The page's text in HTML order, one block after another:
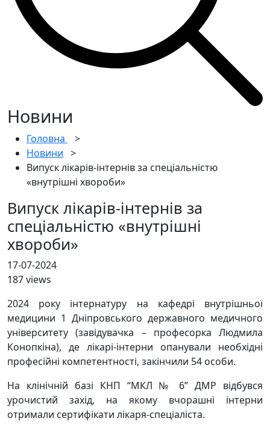
Новини
Головна
>
Новини >
Випуск лікарів-інтернів за спеціальністю
«внутрішні хвороби»
Випуск лікарів-інтернів за
спеціальністю «внутрішні
хвороби»
17-07-2024
187 views
2024 року інтернатуру на кафедрі внутрішньої
медицини 1 Дніпровського державного медичного
університету (завідувачка – професорка Людмила
Конопкіна), де лікарі-інтерни опанували необхідні
професійні компетентності, закінчили 54 особи.
На клінічній базі КНП “МКЛ № 6” ДМР відбувся
урочистий захід, на якому вчорашні інтерни
отримали сертифікати лікаря-спеціаліста.